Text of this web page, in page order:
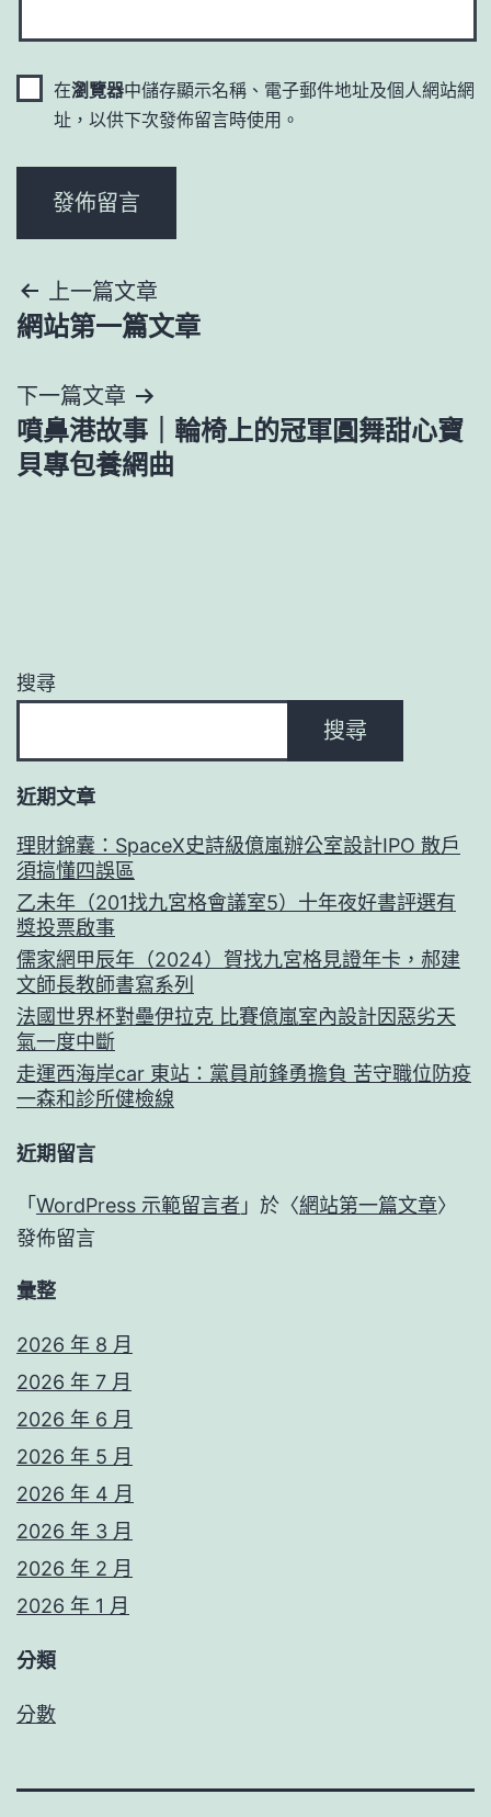
在瀏覽器中儲存顯示名稱、電子郵件地址及個人網站網
址，以供下次發佈留言時使用。
文
章
導
覽
上一篇文章
網站第一篇文章
下一篇文章
噴鼻港故事｜輪椅上的冠軍圓舞甜心寶
貝專包養網曲
搜尋
搜尋
近期文章
理財錦囊：SpaceX史詩級億嵐辦公室設計IPO 散戶
須搞懂四誤區
乙未年（201找九宮格會議室5）十年夜好書評選有
獎投票啟事
儒家網甲辰年（2024）賀找九宮格見證年卡，郝建
文師長教師書寫系列
法國世界杯對壘伊拉克 比賽億嵐室內設計因惡劣天
氣一度中斷
走運西海岸car 東站：黨員前鋒勇擔負 苦守職位防疫
一森和診所健檢線
近期留言
「 WordPress 示範留言者 」於〈網站第一篇文章〉
發佈留言
彙整
2026 年 8 月
2026 年 7 月
2026 年 6 月
2026 年 5 月
2026 年 4 月
2026 年 3 月
2026 年 2 月
2026 年 1 月
分類
分數